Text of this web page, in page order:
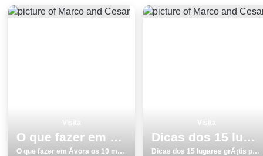
O que fazer em Ãvora os 10 melhores locais para visitar
O que fazer em Ãvora os 10 melhores locais para visitar
Dicas dos 15 lugares grÃ¡tis para visitar em Barcelos
Dicas dos 15 lugares grÃ¡tis para visitar em Barcelos